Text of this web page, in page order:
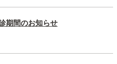
期間のお知らせ